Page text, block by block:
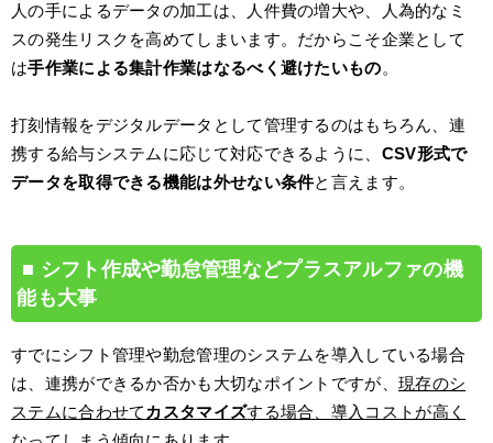
人の手によるデータの加工は、人件費の増大や、人為的なミ
スの発生リスクを高めてしまいます。だからこそ企業として
は手作業による集計作業はなるべく避けたいもの。
打刻情報をデジタルデータとして管理するのはもちろん、連
携する給与システムに応じて対応できるように、 CSV形式で
データを取得できる機能は外せない条件と言えます。
シフト作成や勤怠管理などプラスアルファの機
能も大事
すでにシフト管理や勤怠管理のシステムを導入している場合
は、連携ができるか否かも大切なポイントですが、 現存のシ
ステムに合わせて カスタマイズする場合、導入コストが高く